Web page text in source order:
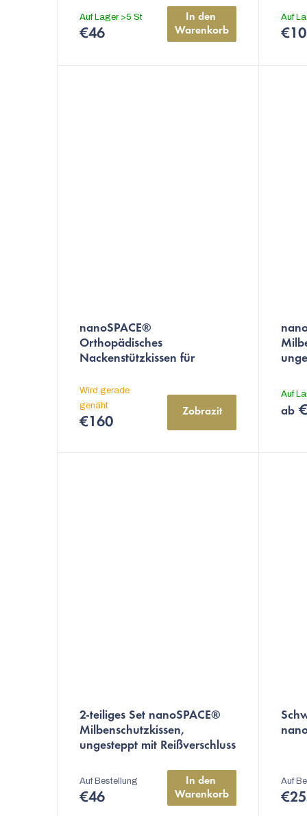
von
Sommerversion
Auf Lager >5 St
€46
In den
Warenkorb
Auf
€10
nanoSPACE®
Orthopädisches
Nackenstützkissen für
- 50 x 70 cm
Reißverschluss, Memory-
Schaum
Wird gerade
genäht
€160
Zobrazit
Auf
ab
2-teiliges Set nanoSPACE®
Milbenschutzkissen,
ungesteppt mit Reißverschluss
Auf Bestellung
€46
In den
Warenkorb
Auf